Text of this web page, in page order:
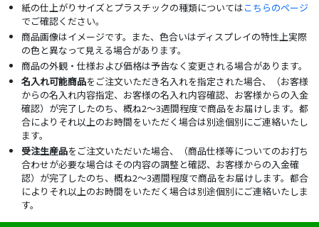
紙の仕上がりサイズとプラスチックの種類についてはこちらのページ
でご確認ください。
商品画像はイメージです。また、色合いはディスプレイの特性上実際
の色と異なって見える場合があります。
商品の外観・仕様および価格は予告なく変更される場合があります。
名入れ可能商品をご注文いただき名入れを指定された場合、（お客様
からの名入れ内容指定、お客様の名入れ内容確認、お客様からの入金
確認）が完了したのち、概ね2～3週間程度で商品をお届けします。都
合によりそれ以上のお時間をいただく場合は別途個別にご連絡いたし
ます。
受注生産品をご注文いただいた場合、（商品仕様等についてのお打ち
合わせが必要な場合はその内容の調整と確認、お客様からの入金確
認）が完了したのち、概ね2～3週間程度で商品をお届けします。都合
によりそれ以上のお時間をいただく場合は別途個別にご連絡いたしま
す。